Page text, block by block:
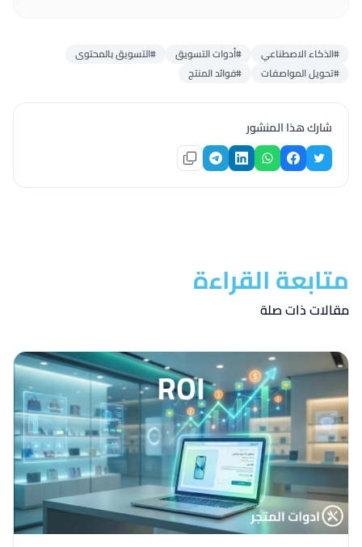
#الذكاء الاصطناعي #أدوات التسويق
#التسويق بالمحتوى
#تحويل المواصفات
#فوائد المنتج
شارك هذا المنشور
متابعة القراءة
مقالات ذات صلة